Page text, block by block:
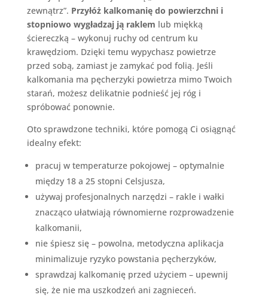
zewnątrz”. Przyłóż kalkomanię do powierzchni i
stopniowo wygładzaj ją raklem lub miękką
ściereczką – wykonuj ruchy od centrum ku
krawędziom. Dzięki temu wypychasz powietrze
przed sobą, zamiast je zamykać pod folią. Jeśli
kalkomania ma pęcherzyki powietrza mimo Twoich
starań, możesz delikatnie podnieść jej róg i
spróbować ponownie.
Oto sprawdzone techniki, które pomogą Ci osiągnąć
idealny efekt:
pracuj w temperaturze pokojowej – optymalnie
między 18 a 25 stopni Celsjusza,
używaj profesjonalnych narzędzi – rakle i wałki
znacząco ułatwiają równomierne rozprowadzenie
kalkomanii,
nie śpiesz się – powolna, metodyczna aplikacja
minimalizuje ryzyko powstania pęcherzyków,
sprawdzaj kalkomanię przed użyciem – upewnij
się, że nie ma uszkodzeń ani zagnieceń.